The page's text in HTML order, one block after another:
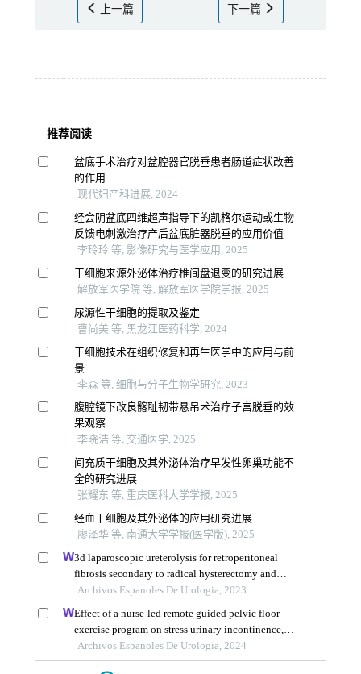
上一篇 下一篇